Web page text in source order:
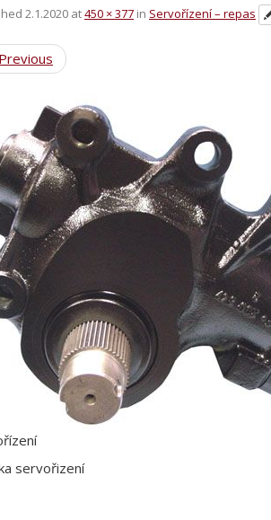
2.1.2020 at450 × 377 in Servořízení – repas
Previous
servořizení